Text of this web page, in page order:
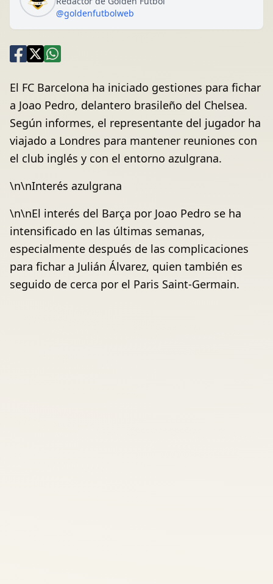
@goldenfutbolweb
El FC Barcelona ha iniciado gestiones para fichar
a Joao Pedro, delantero brasileño del Chelsea.
Según informes, el representante del jugador ha
viajado a Londres para mantener reuniones con
el club inglés y con el entorno azulgrana.
\n\nInterés azulgrana
\n\nEl interés del Barça por Joao Pedro se ha
intensificado en las últimas semanas,
especialmente después de las complicaciones
para fichar a Julián Álvarez, quien también es
seguido de cerca por el Paris Saint-Germain.